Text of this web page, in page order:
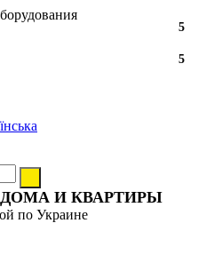
И КВАРТИРЫ
по Украине
5
5